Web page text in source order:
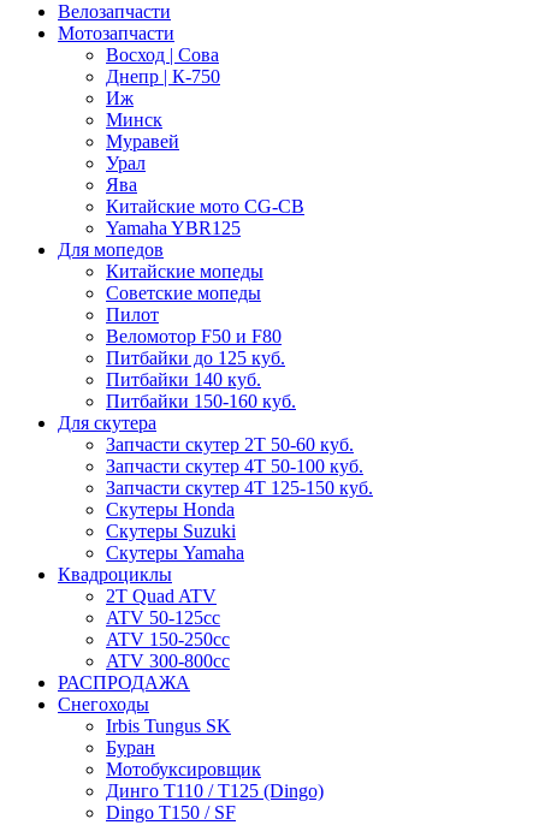
Велозапчасти
Мотозапчасти
Восход | Сова
Днепр | К-750
Иж
Минск
Муравей
Урал
Ява
Китайские мото CG-CB
Yamaha YBR125
Для мопедов
Китайские мопеды
Советские мопеды
Пилот
Веломотор F50 и F80
Питбайки до 125 куб.
Питбайки 140 куб.
Питбайки 150-160 куб.
Для скутера
Запчасти скутер 2Т 50-60 куб.
Запчасти скутер 4Т 50-100 куб.
Запчасти скутер 4Т 125-150 куб.
Скутеры Honda
Скутеры Suzuki
Скутеры Yamaha
Квадроциклы
2T Quad ATV
ATV 50-125cc
ATV 150-250cc
ATV 300-800cc
РАСПРОДАЖА
Снегоходы
Irbis Tungus SK
Буран
Мотобуксировщик
Динго T110 / T125 (Dingo)
Dingo T150 / SF